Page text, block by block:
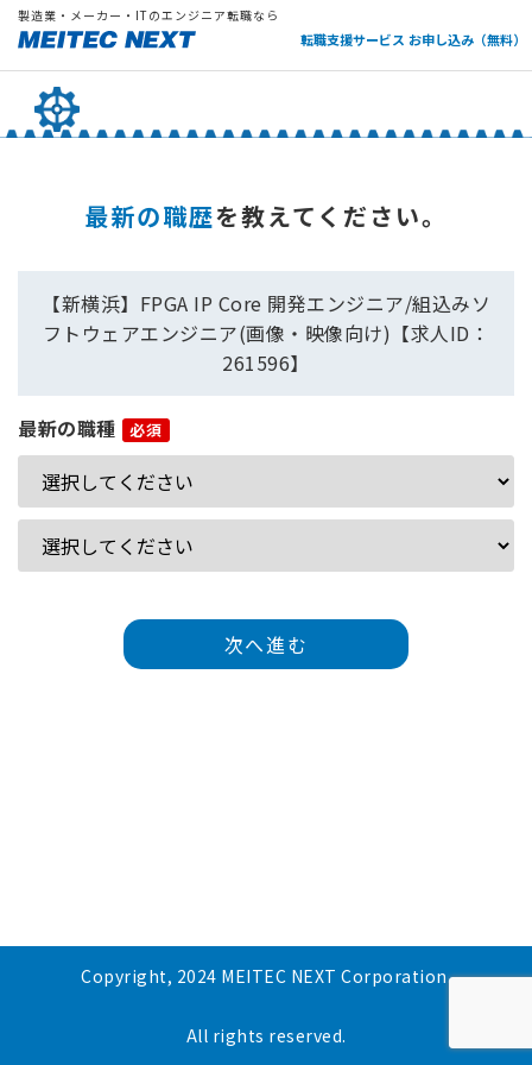
製造業・メーカー・ITのエンジニア転職なら
転職支援サービス お申し込み（無料）
最新の職歴を教えてください。
【新横浜】FPGA IP Core 開発エンジニア/組込みソ
フトウェアエンジニア(画像・映像向け)【求人ID：
261596】
最新の職種
次へ進む
Copyright, 2024 MEITEC NEXT Corporation.
All rights reserved.